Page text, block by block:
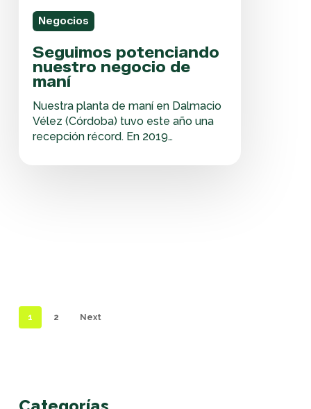
Negocios
Seguimos potenciando
nuestro negocio de
maní
Nuestra planta de maní en Dalmacio
Vélez (Córdoba) tuvo este año una
recepción récord. En 2019
en Dalmacio Vélez, Córdoba. Esta
1 2 Next